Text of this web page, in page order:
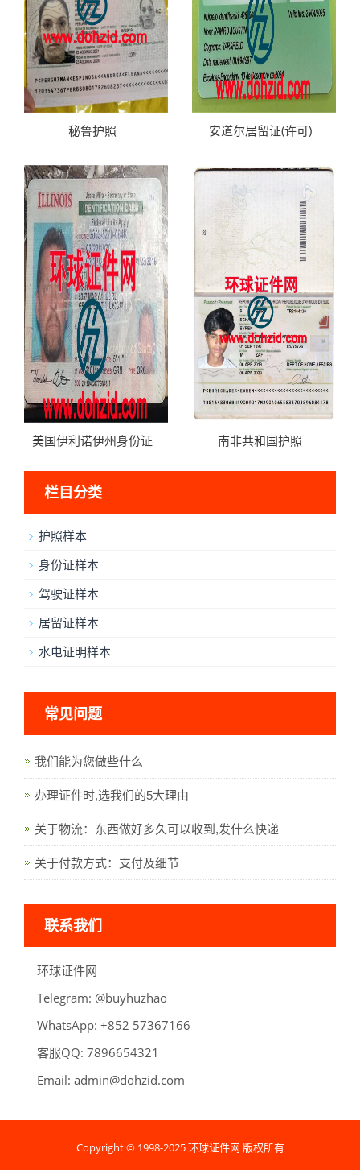
秘鲁护照 安道尔居留证(许可)
美国伊利诺伊州身份证 南非共和国护照
栏目分类
护照样本
身份证样本
驾驶证样本
居留证样本
水电证明样本
常见问题
我们能为您做些什么
办理证件时,选我们的5大理由
关于物流：东西做好多久可以收到,发什么快递
关于付款方式：支付及细节
联系我们
环球证件网
Telegram: oahzuhyub@
WhatsApp: 66176375 258+
客服QQ:
123456
7896
Email: admin@dohzid.com
Copyright © 1998-2025 环球证件网 版权所有